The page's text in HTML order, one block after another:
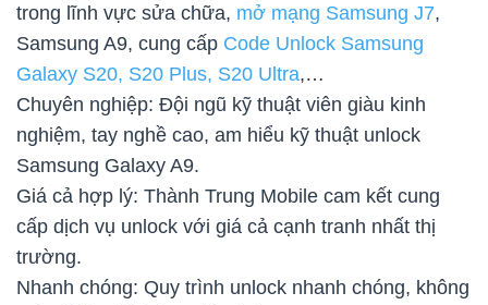
trong lĩnh vực sửa chữa, mở mạng Samsung J7,
Samsung A9, cung cấp Code Unlock Samsung
Galaxy S20, S20 Plus, S20 Ultra,…
Chuyên nghiệp: Đội ngũ kỹ thuật viên giàu kinh
nghiệm, tay nghề cao, am hiểu kỹ thuật unlock
Samsung Galaxy A9.
Giá cả hợp lý: Thành Trung Mobile cam kết cung
cấp dịch vụ unlock với giá cả cạnh tranh nhất thị
trường.
Nhanh chóng: Quy trình unlock nhanh chóng, không